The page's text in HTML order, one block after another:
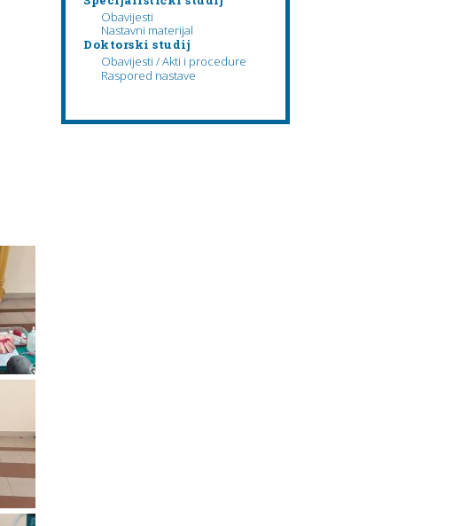
Obavijesti
Nastavni materijal
Doktorski studij
Obavijesti / Akti i procedure
Raspored nastave